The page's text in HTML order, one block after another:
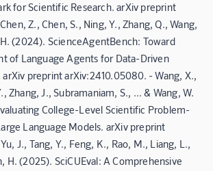
for Scientific Research. arXiv preprint
Z., Chen, S., Ning, Y., Zhang, Q., Wang,
(2024). ScienceAgentBench: Toward
of Language Agents for Data-Driven
preprint arXiv:2410.05080. - Wang, X.,
Zhang, J., Subramaniam, S., ... & Wang, W.
College-Level Scientific Problem-
Language Models. arXiv preprint
J., Tang, Y., Feng, K., Rao, M., Liang, L.,
H. (2025). SciCUEval: A Comprehensive